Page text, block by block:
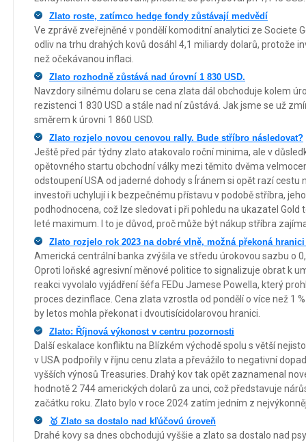
Zlato roste, zatímco hedge fondy zůstávají medvědí
Ve zprávě zveřejněné v pondělí komoditní analytici ze Societe
odliv na trhu drahých kovů dosáhl 4,1 miliardy dolarů, protože
než očekávanou inflaci.
Zlato rozhodně zůstává nad úrovní 1 830 USD.
Navzdory silnému dolaru se cena zlata dál obchoduje kolem
rezistenci 1 830 USD a stále nad ní zůstává. Jak jsme se už
směrem k úrovni 1 860 USD.
Zlato rozjelo novou cenovou rally. Bude stříbro následovat?
Ještě před pár týdny zlato atakovalo roční minima, ale v
opětovného startu obchodní války mezi těmito dvěma
odstoupení USA od jaderné dohody s Íránem si opět razí cestu
investoři uchylují i k bezpečnému přístavu v podobě stříbra,
podhodnocena, což lze sledovat i při pohledu na ukazatel Gold
leté maximum. I to je důvod, proč může být nákup stříbra
Zlato rozjelo rok 2023 na dobré vlně, možná překoná
Americká centrální banka zvýšila ve středu úrokovou sazbu o
Oproti loňské agresivní měnové politice to signalizuje obrat k
reakci vyvolalo vyjádření šéfa FEDu Jamese Powella, který
proces dezinflace. Cena zlata vzrostla od pondělí o více než 1
by letos mohla překonat i dvoutisícidolarovou hranici.
Zlato: Říjnová výkonost v centru pozornosti
Další eskalace konfliktu na Blízkém východě spolu s větší
v USA podpořily v říjnu cenu zlata a převážilo to negativní
vyšších výnosů Treasuries. Drahý kov tak opět zaznamenal
hodnotě 2 744 amerických dolarů za unci, což představuje
začátku roku. Zlato bylo v roce 2024 zatím jedním z
🥇 Zlato sa dostalo nad kľúčovú úroveň
Drahé kovy sa dnes obchodujú vyššie a zlato sa dostalo nad